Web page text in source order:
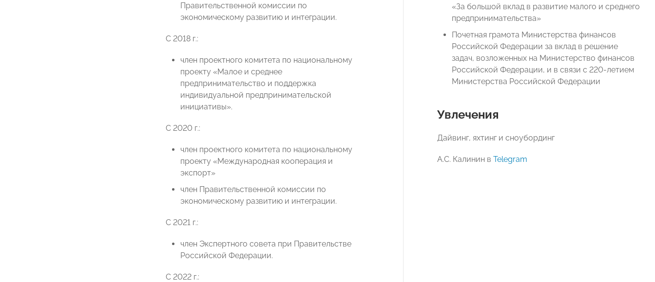
Правительственной комиссии по
экономическому развитию и интеграции.
С 2018 г.:
член проектного комитета по национальному
проекту «Малое и среднее
предпринимательство и поддержка
индивидуальной предпринимательской
инициативы».
С 2020 г.:
член проектного комитета по национальному
проекту «Международная кооперация и
экспорт»
член Правительственной комиссии по
экономическому развитию и интеграции.
C 2021 г.:
член Экспертного совета при Правительстве
Российской Федерации.
C 2022 г.:
«За большой вклад в развитие малого и среднего
предпринимательства»
Почетная грамота Министерства финансов
Российской Федерации за вклад в решение
задач, возложенных на Министерство финансов
Российской Федерации, и в связи с 220-летием
Министерства Российской Федерации
Увлечения
Дайвинг, яхтинг и сноубординг
А.С. Калинин в Telegram